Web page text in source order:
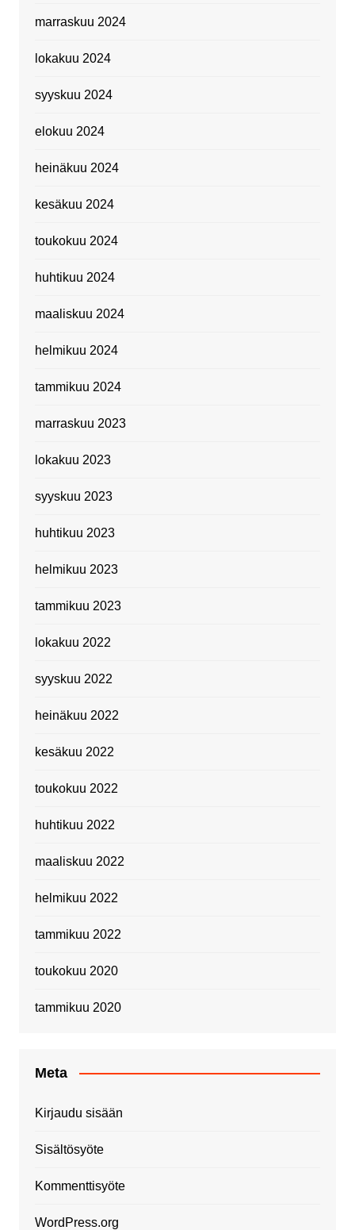
marraskuu 2024
lokakuu 2024
syyskuu 2024
elokuu 2024
heinäkuu 2024
kesäkuu 2024
toukokuu 2024
huhtikuu 2024
maaliskuu 2024
helmikuu 2024
tammikuu 2024
marraskuu 2023
lokakuu 2023
syyskuu 2023
huhtikuu 2023
helmikuu 2023
tammikuu 2023
lokakuu 2022
syyskuu 2022
heinäkuu 2022
kesäkuu 2022
toukokuu 2022
huhtikuu 2022
maaliskuu 2022
helmikuu 2022
tammikuu 2022
toukokuu 2020
tammikuu 2020
Meta
Kirjaudu sisään
Sisältösyöte
Kommenttisyöte
WordPress.org